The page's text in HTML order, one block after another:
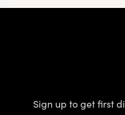
Sign up to get first